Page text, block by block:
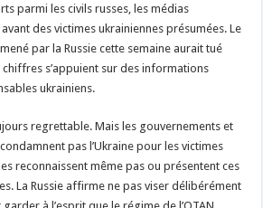
parmi les civils russes, les médias
des victimes ukrainiennes présumées. Le
par la Russie cette semaine aurait tué
chiffres s’appuient sur des informations
ukrainiens.
regrettable. Mais les gouvernements et
pas l’Ukraine pour les victimes
reconnaissent même pas ou présentent ces
La Russie affirme ne pas viser délibérément